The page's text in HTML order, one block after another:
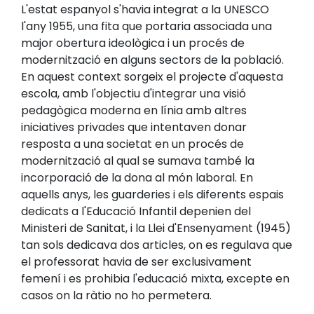
L'estat espanyol s'havia integrat a la UNESCO
l'any 1955, una fita que portaria associada una
major obertura ideològica i un procés de
modernització en alguns sectors de la població.
En aquest context sorgeix el projecte d'aquesta
escola, amb l'objectiu d'integrar una visió
pedagògica moderna en línia amb altres
iniciatives privades que intentaven donar
resposta a una societat en un procés de
modernització al qual se sumava també la
incorporació de la dona al món laboral. En
aquells anys, les guarderies i els diferents espais
dedicats a l'Educació Infantil depenien del
Ministeri de Sanitat, i la Llei d'Ensenyament (1945)
tan sols dedicava dos articles, on es regulava que
el professorat havia de ser exclusivament
femení i es prohibia l'educació mixta, excepte en
casos on la ràtio no ho permetera.